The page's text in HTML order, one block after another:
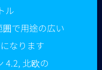
ル
で用途の広い
なります
4.2, 北欧の